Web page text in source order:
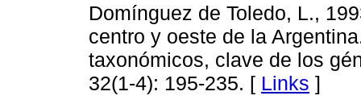
Domínguez de Toledo, L.,
centro y oeste de la
taxonómicos, clave de los
32(1-4): 195-235. [ Links ]